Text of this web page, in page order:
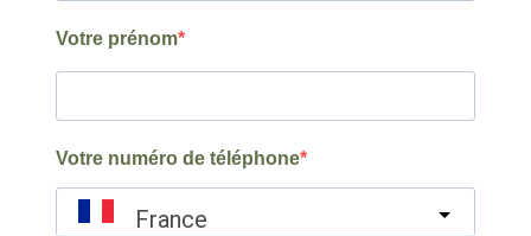
Votre prénom
Votre numéro de téléphone
France